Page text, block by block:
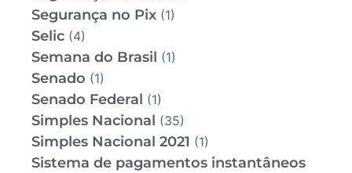
Segurança no Pix (1)
Selic (4)
Semana do Brasil (1)
Senado (1)
Senado Federal (1)
Simples Nacional (35)
Simples Nacional 2021 (1)
Sistema de pagamentos instantâneos